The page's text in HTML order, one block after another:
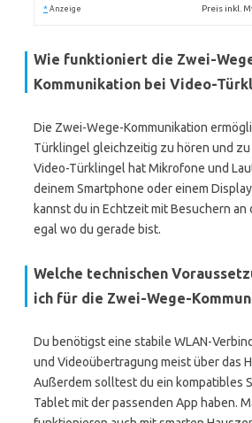
* Anzeige Preis inkl.
Wie funktioniert die Zwei-
Kommunikation bei Video-
Die Zwei-Wege-Kommunikation
Türklingel gleichzeitig zu hören und zu
Video-Türklingel hat Mikrofone und
deinem Smartphone oder einem
kannst du in Echtzeit mit Besuchern an
egal wo du gerade bist.
Welche technischen
ich für die Zwei-Wege-
Du benötigst eine stabile WLAN-
und Videoübertragung meist über das
Außerdem solltest du ein kompatibles
Tablet mit der passenden App haben.